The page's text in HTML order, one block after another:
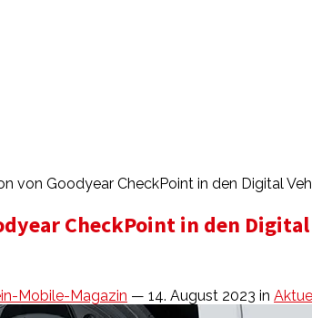
von Goodyear CheckPoint in den Digital
CheckPoint in den Digital
Mobile-Magazin — 14. August 2023 in